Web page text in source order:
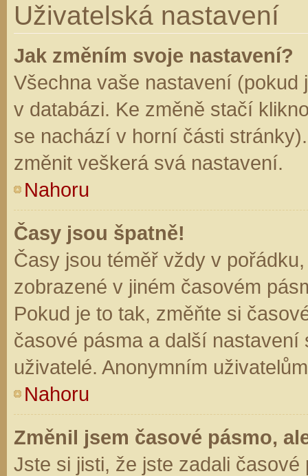
Uživatelská nastavení
Jak změním svoje nastavení?
Všechna vaše nastavení (pokud
v databázi. Ke změně stačí
se nachází v horní části
změnit veškerá svá nastavení.
Nahoru
Časy jsou špatně!
Časy jsou téměř vždy v
zobrazené v jiném časovém
Pokud je to tak, změňte si
časové pásma a další
uživatelé. Anonymním
Nahoru
Změnil jsem časové pásmo,
Jste si jisti, že jste zadali